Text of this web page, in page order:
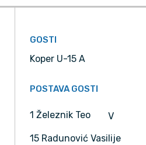
GOSTI
Koper U-15 A
POSTAVA GOSTI
1 Železnik Teo V
15 Radunović Vasilije